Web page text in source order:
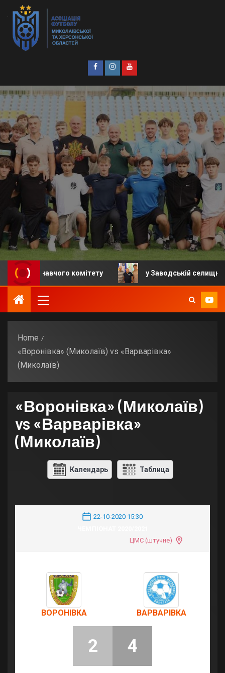
комітету у Заводській селищній
Home
«Воронівка» (Миколаїв) vs «Варварівка»
(Миколаїв)
«Воронівка» (Миколаїв)
vs «Варварівка»
(Миколаїв)
Календарь Таблица
22-10-2020 15:30
ЦМС (штучне)
ВОРОНІВКА ВАРВАРІВКА
2 4